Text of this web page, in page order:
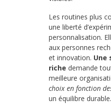
Les routines plus
une liberté
personnalisation.
aux personnes
et innovation. Une
riche demande
meilleure
choix en fonction
un équilibre durable.